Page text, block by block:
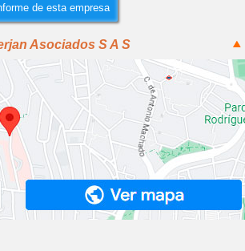
de esta empresa
Asociados S A S